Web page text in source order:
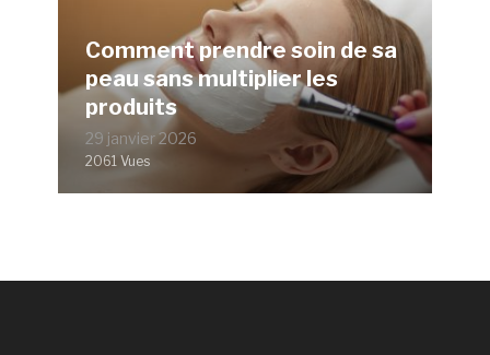
Comment prendre soin de sa
peau sans multiplier les
produits
29 janvier 2026
2061 Vues